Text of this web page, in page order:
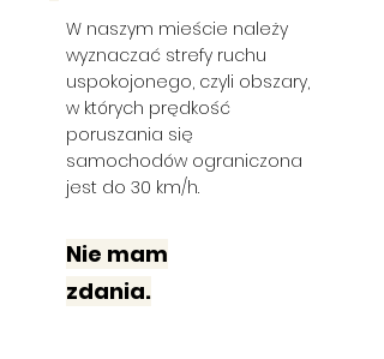
W naszym mieście należy
wyznaczać strefy ruchu
uspokojonego, czyli obszary,
w których prędkość
poruszania się
samochodów ograniczona
jest do 30 km/h.
Nie mam
zdania.